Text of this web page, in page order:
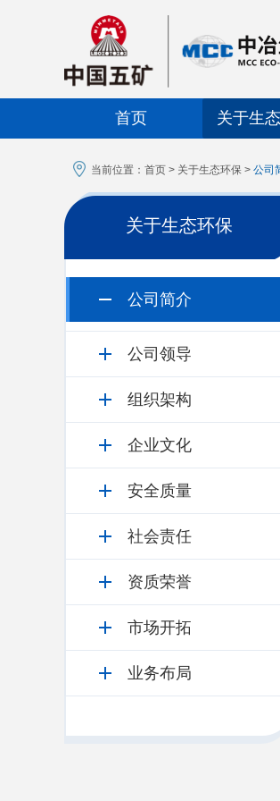
首页 关于生
当前位置： 首页 > 关于生态环保 > 公司
关于生态环保
公司简介
公司领导
组织架构
企业文化
安全质量
社会责任
资质荣誉
市场开拓
业务布局